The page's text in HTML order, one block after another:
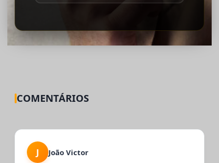
COMENTÁRIOS
J João Victor